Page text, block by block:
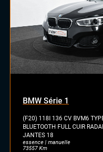
BMW Série 1
(F20) 118I 136 CV BVM6
BLUETOOTH FULL CUIR
JANTES 18
essence | manuelle
73557 Km